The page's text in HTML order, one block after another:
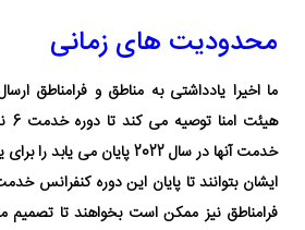
محدودیت های زمانی
ما اخیرا یادداشتی به مناطق و فرامناطق
هیئت امنا توصیه می کند تا دوره خدمت 6 نفر از اعضاء هیئت امنا که
خدمت آنها در سال 2022 پایان می یابد را برای یک سال دیگر تمدید
ایشان بتوانند تا پایان این دوره کنفرانس
فرامناطق نیز ممکن است بخواهند تا تصمیم